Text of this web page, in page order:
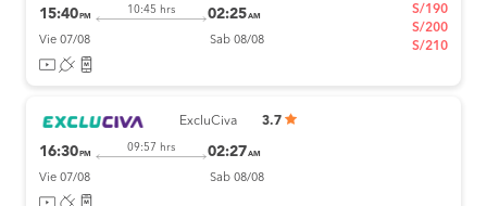
15:40 PM
10:45 hrs 02:25AM
Vie 07/08 Sab 08/08
S/190
S/200
S/210
ExcluCiva 3.7
16:30 PM
09:57 hrs 02:27AM
Vie 07/08 Sab 08/08